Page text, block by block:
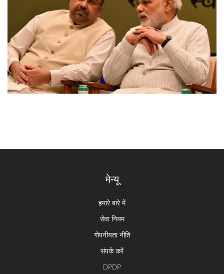
मेन्यू
हमारे बारे में
सेवा नियम
गोपनीयता नीति
संपर्क करें
DPDP